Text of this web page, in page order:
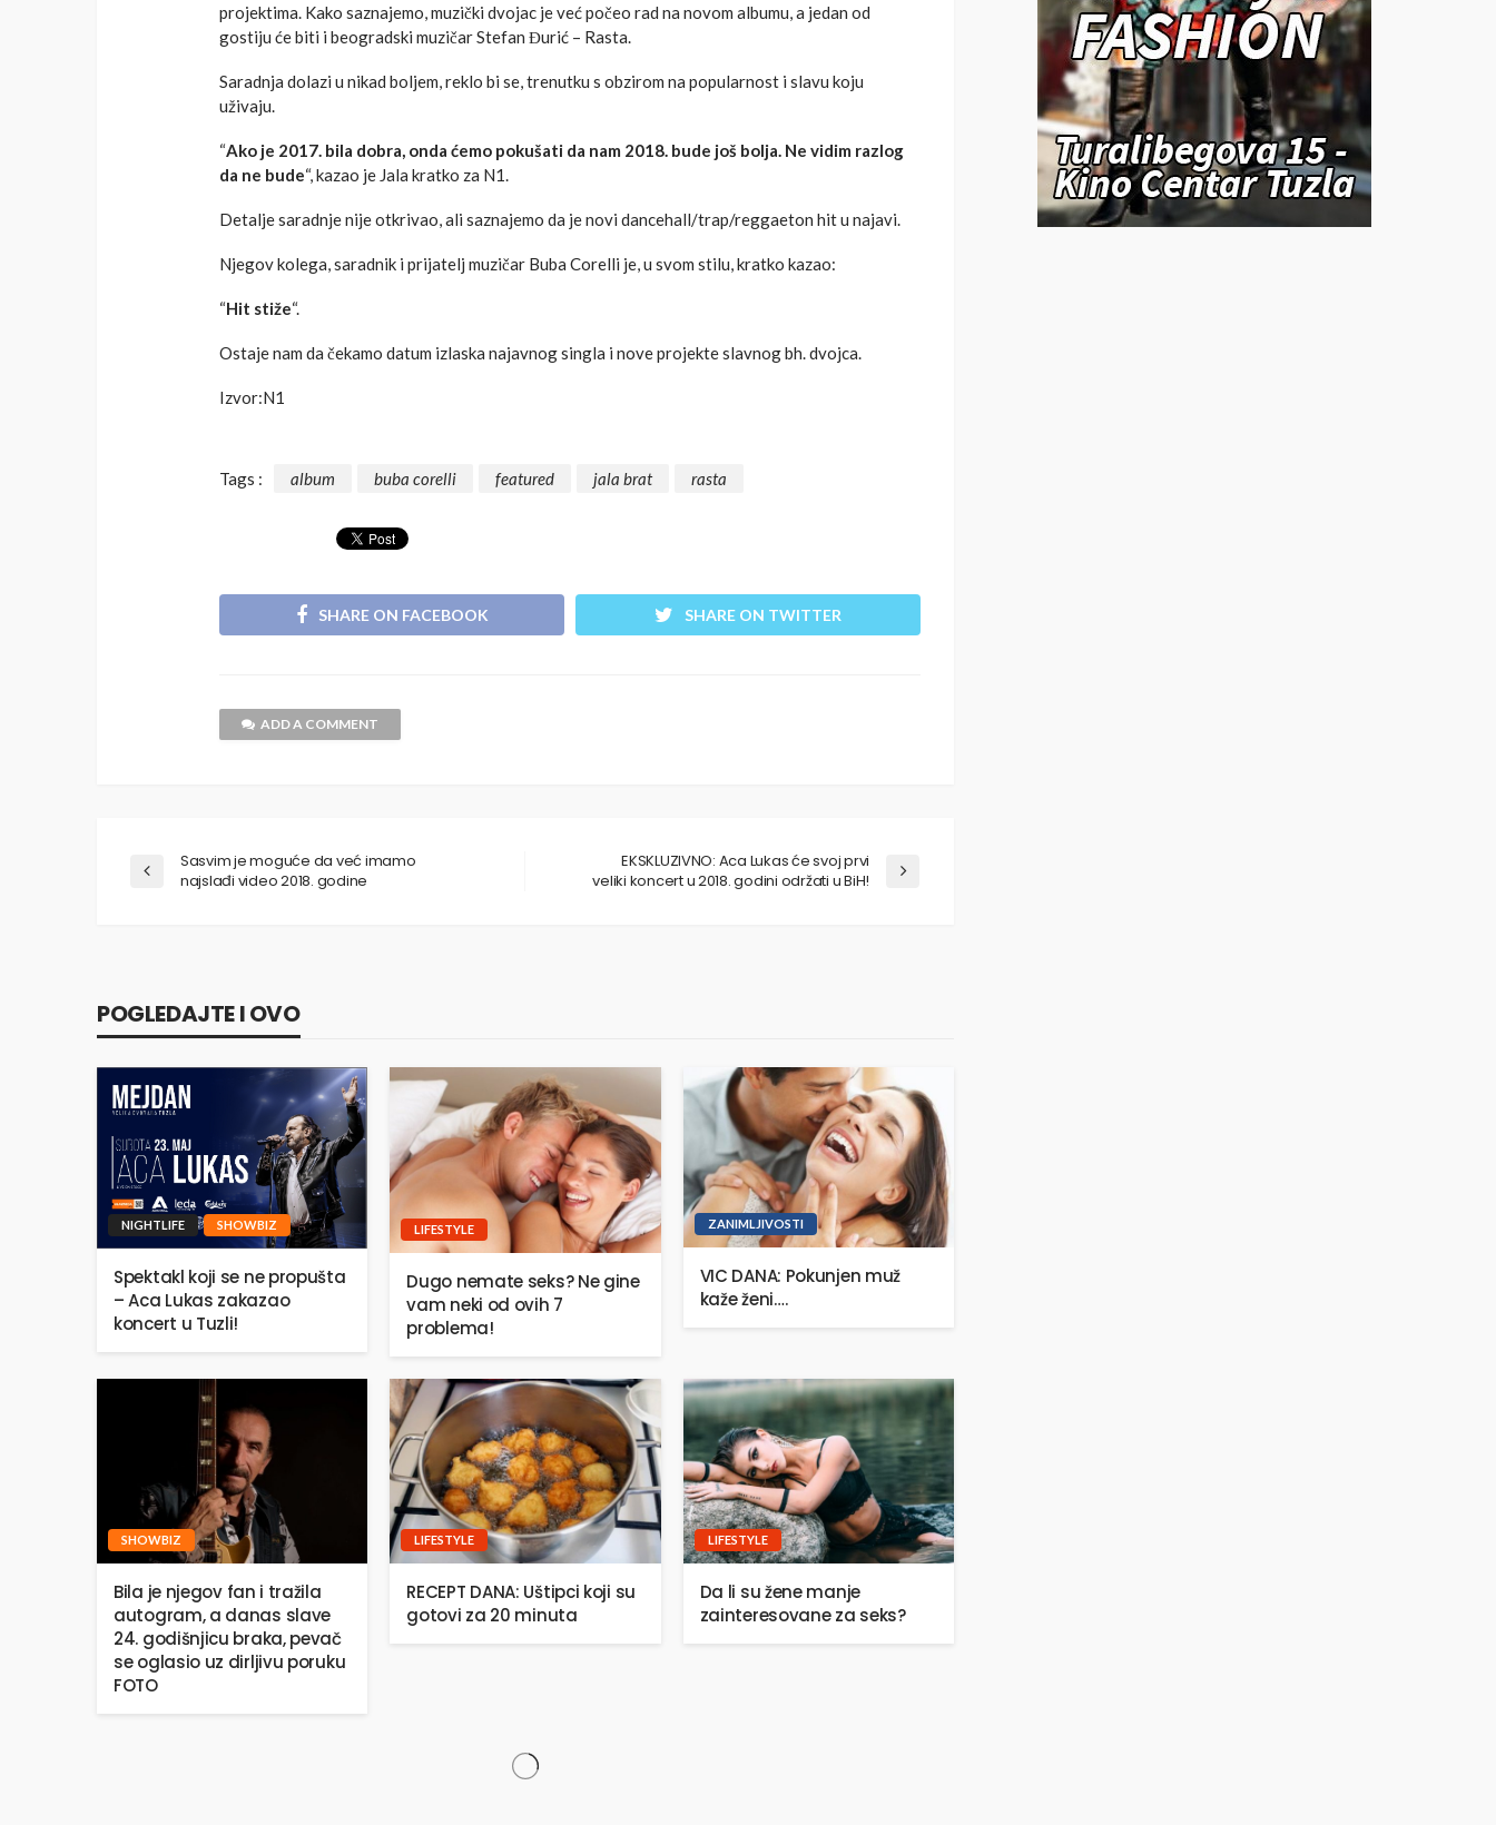
projektima. Kako saznajemo, muzički dvojac je već počeo rad na novom albumu, a jedan od
gostiju će biti i beogradski muzičar Stefan Đurić – Rasta.
Saradnja dolazi u nikad boljem, reklo bi se, trenutku s obzirom na popularnost i slavu koju
uživaju.
“Ako je 2017. bila dobra, onda ćemo pokušati da nam 2018. bude još bolja. Ne vidim razlog
da ne bude“, kazao je Jala kratko za N1.
Detalje saradnje nije otkrivao, ali saznajemo da je novi dancehall/trap/reggaeton hit u najavi.
Njegov kolega, saradnik i prijatelj muzičar Buba Corelli je, u svom stilu, kratko kazao:
“Hit stiže“.
Ostaje nam da čekamo datum izlaska najavnog singla i nove projekte slavnog bh. dvojca.
Izvor:N1
Tags : album buba corelli featured jala brat rasta
SHARE ON FACEBOOK SHARE ON TWITTER
ADD A COMMENT
Sasvim je moguće da već imamo
najslađi video 2018. godine
EKSKLUZIVNO: Aca Lukas će svoj prvi
veliki koncert u 2018. godini održati u BiH!
POGLEDAJTE I OVO
NIGHTLIFE SHOWBIZ
Spektakl koji se ne propušta
– Aca Lukas zakazao
koncert u Tuzli!
LIFESTYLE
Dugo nemate seks? Ne gine
vam neki od ovih 7
problema!
ZANIMLJIVOSTI
VIC DANA: Pokunjen muž
kaže ženi….
SHOWBIZ
Bila je njegov fan i tražila
autogram, a danas slave
24. godišnjicu braka, pevač
se oglasio uz dirljivu poruku
FOTO
LIFESTYLE
RECEPT DANA: Uštipci koji su
gotovi za 20 minuta
LIFESTYLE
Da li su žene manje
zainteresovane za seks?